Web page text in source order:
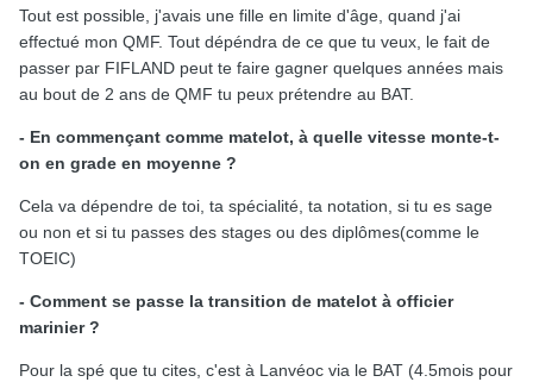
Tout est possible, j'avais une fille en limite d'âge, quand j'ai
effectué mon QMF. Tout dépéndra de ce que tu veux, le fait de
passer par FIFLAND peut te faire gagner quelques années mais
au bout de 2 ans de QMF tu peux prétendre au BAT.
- En commençant comme matelot, à quelle vitesse monte-t-
on en grade en moyenne ?
Cela va dépendre de toi, ta spécialité, ta notation, si tu es sage
ou non et si tu passes des stages ou des diplômes(comme le
TOEIC)
- Comment se passe la transition de matelot à officier
marinier ?
Pour la spé que tu cites, c'est à Lanvéoc via le BAT (4.5mois pour